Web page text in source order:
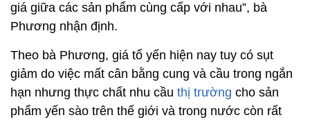
giá giữa các sản phẩm cùng cấp với nhau”, bà
Phương nhận định.
Theo bà Phương, giá tổ yến hiện nay tuy có sụt
giảm do việc mất cân bằng cung và cầu trong ngắn
hạn nhưng thực chất nhu cầu thị trường cho sản
phẩm yến sào trên thế giới và trong nước còn rất